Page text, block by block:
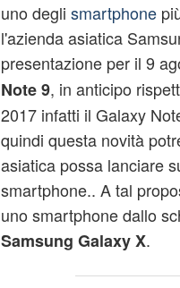
uno degli smartphone
l'azienda asiatica
presentazione per il 9
Note 9, in anticipo
2017 infatti il Galaxy
quindi questa novità
asiatica possa lanciare
smartphone.. A tal
uno smartphone dallo
Samsung Galaxy X.